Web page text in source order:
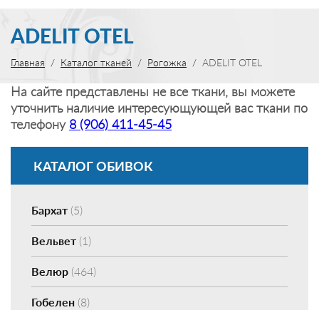
ADELIT OTEL
Главная Каталог тканей Рогожка ADELIT OTEL
На сайте представлены не все ткани, вы можете
уточнить наличие интересующующей вас ткани по
телефону 8 (906) 411-45-45
КАТАЛОГ ОБИВОК
Бархат (5)
Вельвет (1)
Велюр (464)
Гобелен (8)